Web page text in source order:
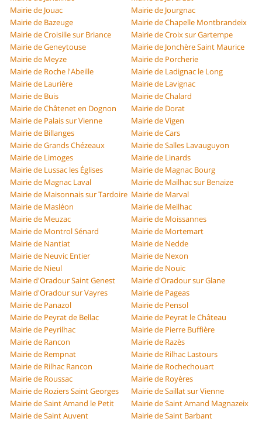
Mairie de Jouac
Mairie de Jourgnac
Mairie de Bazeuge
Mairie de Chapelle Montbrandeix
Mairie de Croisille sur Briance
Mairie de Croix sur Gartempe
Mairie de Geneytouse
Mairie de Jonchère Saint Maurice
Mairie de Meyze
Mairie de Porcherie
Mairie de Roche l'Abeille
Mairie de Ladignac le Long
Mairie de Laurière
Mairie de Lavignac
Mairie de Buis
Mairie de Chalard
Mairie de Châtenet en Dognon
Mairie de Dorat
Mairie de Palais sur Vienne
Mairie de Vigen
Mairie de Billanges
Mairie de Cars
Mairie de Grands Chézeaux
Mairie de Salles Lavauguyon
Mairie de Limoges
Mairie de Linards
Mairie de Lussac les Églises
Mairie de Magnac Bourg
Mairie de Magnac Laval
Mairie de Mailhac sur Benaize
Mairie de Maisonnais sur Tardoire Mairie de Marval
Mairie de Masléon
Mairie de Meilhac
Mairie de Meuzac
Mairie de Moissannes
Mairie de Montrol Sénard
Mairie de Mortemart
Mairie de Nantiat
Mairie de Nedde
Mairie de Neuvic Entier
Mairie de Nexon
Mairie de Nieul
Mairie de Nouic
Mairie d'Oradour Saint Genest
Mairie d'Oradour sur Glane
Mairie d'Oradour sur Vayres
Mairie de Pageas
Mairie de Panazol
Mairie de Pensol
Mairie de Peyrat de Bellac
Mairie de Peyrat le Château
Mairie de Peyrilhac
Mairie de Pierre Buffière
Mairie de Rancon
Mairie de Razès
Mairie de Rempnat
Mairie de Rilhac Lastours
Mairie de Rilhac Rancon
Mairie de Rochechouart
Mairie de Roussac
Mairie de Royères
Mairie de Roziers Saint Georges
Mairie de Saillat sur Vienne
Mairie de Saint Amand le Petit
Mairie de Saint Amand Magnazeix
Mairie de Saint Auvent
Mairie de Saint Barbant